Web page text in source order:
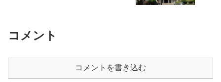
コメント
コメントを書き込む